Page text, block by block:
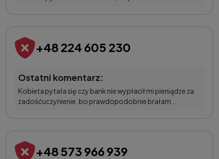
+48 224 605 230
Ostatni komentarz:
Kobieta pytała się czy bank nie wypłacił mi pieniądze za
zadośćuczynienie, bo prawdopodobnie brałam ...
+48 573 966 939